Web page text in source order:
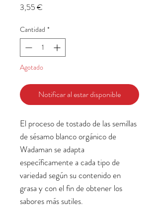
3,55 €
Cantidad *
Agotado
Notificar al estar disponible
El proceso de tostado de las semillas
de sésamo blanco orgánico de
Wadaman se adapta
específicamente a cada tipo de
variedad según su contenido en
grasa y con el fin de obtener los
sabores más sutiles.